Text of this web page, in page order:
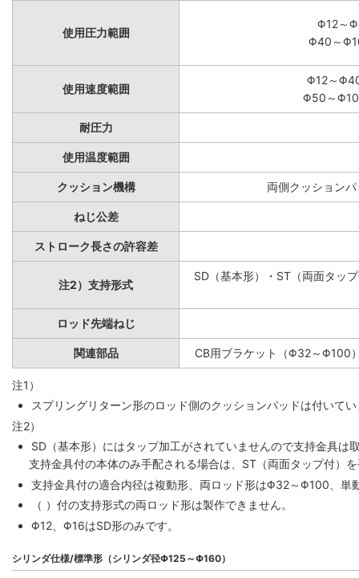
使用圧力範囲
Φ12～
Φ40～
使用速度範囲
Φ12～
Φ50～
耐圧力
使用温度範囲
クッション機構 両側クッション
ねじ公差
ストローク長さの許容差
注2）支持形式
SD（基本形）・ST（両面タッ
ロッド先端ねじ
関連部品 CB用ブラケット（Φ32～Φ100
注1）
スプリングリターン形のロッド側のクッションパッドは付い
注2）
SD（基本形）にはタップ加工がされていませんので支持金具は
支持金具付の本体のみ手配される場合は、ST（両面タップ付）
支持金具付の適合内径は複動形、両ロッド形はΦ32～Φ100、
（ ）付の支持形式の両ロッド形は製作できません。
Φ12、Φ16はSD形のみです。
シリンダ仕様/標準形（シリンダ径Φ125～Φ160）